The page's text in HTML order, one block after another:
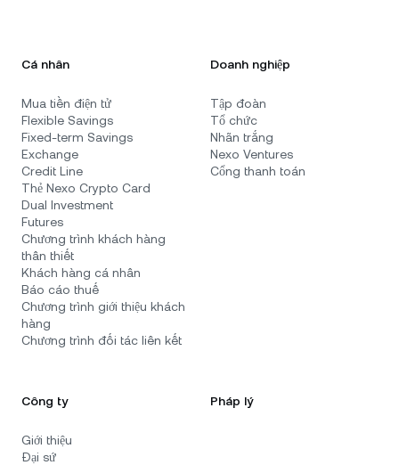
Cá nhân
Mua tiền điện tử
Flexible Savings
Fixed-term Savings
Exchange
Credit Line
Thẻ Nexo Crypto Card
Dual Investment
Futures
Chương trình khách hàng
thân thiết
Khách hàng cá nhân
Báo cáo thuế
Chương trình giới thiệu khách
hàng
Chương trình đối tác liên kết
Doanh nghiệp
Tập đoàn
Tổ chức
Nhãn trắng
Nexo Ventures
Cổng thanh toán
Công ty
Giới thiệu
Đại sứ
Pháp lý